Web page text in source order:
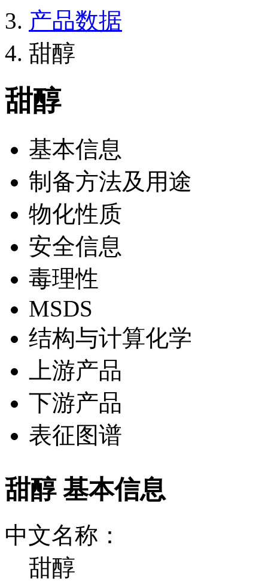
产品数据
甜醇
甜醇
基本信息
制备方法及用途
物化性质
安全信息
毒理性
MSDS
结构与计算化学
上游产品
下游产品
表征图谱
甜醇 基本信息
中文名称：
甜醇